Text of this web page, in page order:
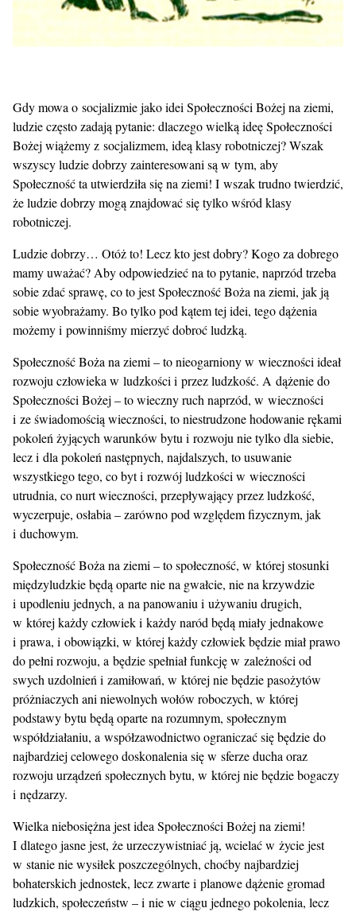
Gdy mowa o socjalizmie jako idei Społeczności Bożej na ziemi,
ludzie często zadają pytanie: dlaczego wielką ideę Społeczności
Bożej wiążemy z socjalizmem, ideą klasy robotniczej? Wszak
wszyscy ludzie dobrzy zainteresowani są w tym, aby
Społeczność ta utwierdziła się na ziemi! I wszak trudno twierdzić,
że ludzie dobrzy mogą znajdować się tylko wśród klasy
robotniczej.
Ludzie dobrzy… Otóż to! Lecz kto jest dobry? Kogo za dobrego
mamy uważać? Aby odpowiedzieć na to pytanie, naprzód trzeba
sobie zdać sprawę, co to jest Społeczność Boża na ziemi, jak ją
sobie wyobrażamy. Bo tylko pod kątem tej idei, tego dążenia
możemy i powinniśmy mierzyć dobroć ludzką.
Społeczność Boża na ziemi – to nieogarniony w wieczności ideał
rozwoju człowieka w ludzkości i przez ludzkość. A dążenie do
Społeczności Bożej – to wieczny ruch naprzód, w wieczności
i ze świadomością wieczności, to niestrudzone hodowanie rękami
pokoleń żyjących warunków bytu i rozwoju nie tylko dla siebie,
lecz i dla pokoleń następnych, najdalszych, to usuwanie
wszystkiego tego, co byt i rozwój ludzkości w wieczności
utrudnia, co nurt wieczności, przepływający przez ludzkość,
wyczerpuje, osłabia – zarówno pod względem fizycznym, jak
i duchowym.
Społeczność Boża na ziemi – to społeczność, w której stosunki
międzyludzkie będą oparte nie na gwałcie, nie na krzywdzie
i upodleniu jednych, a na panowaniu i używaniu drugich,
w której każdy człowiek i każdy naród będą miały jednakowe
i prawa, i obowiązki, w której każdy człowiek będzie miał prawo
do pełni rozwoju, a będzie spełniał funkcję w zależności od
swych uzdolnień i zamiłowań, w której nie będzie pasożytów
próżniaczych ani niewolnych wołów roboczych, w której
podstawy bytu będą oparte na rozumnym, społecznym
współdziałaniu, a współzawodnictwo ograniczać się będzie do
najbardziej celowego doskonalenia się w sferze ducha oraz
rozwoju urządzeń społecznych bytu, w której nie będzie bogaczy
i nędzarzy.
Wielka niebosiężna jest idea Społeczności Bożej na ziemi!
I dlatego jasne jest, że urzeczywistniać ją, wcielać w życie jest
w stanie nie wysiłek poszczególnych, choćby najbardziej
bohaterskich jednostek, lecz zwarte i planowe dążenie gromad
ludzkich, społeczeństw – i nie w ciągu jednego pokolenia, lecz